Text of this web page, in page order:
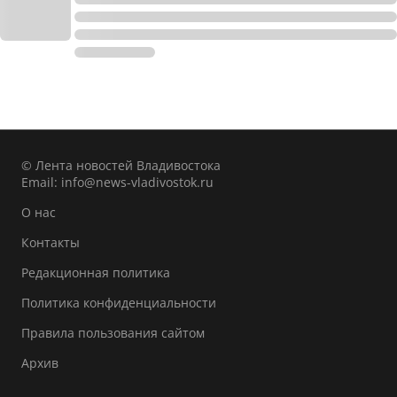
© Лента новостей Владивостока
Email: info@news-vladivostok.ru
О нас
Контакты
Редакционная политика
Политика конфиденциальности
Правила пользования сайтом
Архив